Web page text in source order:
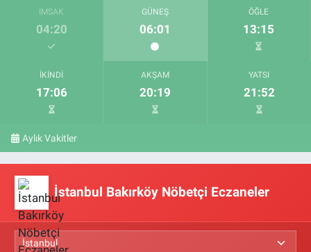
İMSAK
04:20
GÜNEŞ
06:01
ÖĞLE
13:15
İKINDI
17:06
AKŞAM
20:19
YATSI
21:52
Aylık Vakitler
İstanbul Bakırköy Nöbetçi Eczaneler